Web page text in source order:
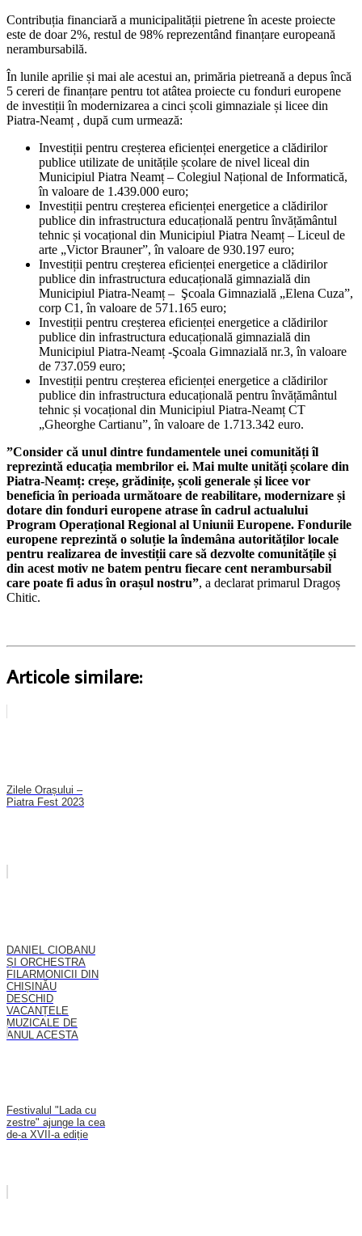
Contribuția financiară a municipalității pietrene în aceste proiecte
este de doar 2%, restul de 98% reprezentând finanțare europeană
nerambursabilă.
În lunile aprilie și mai ale acestui an, primăria pietreană a depus încă
5 cereri de finanțare pentru tot atâtea proiecte cu fonduri europene
de investiții în modernizarea a cinci școli gimnaziale și licee din
Piatra-Neamț , după cum urmează:
Investiții pentru creșterea eficienței energetice a clădirilor
publice utilizate de unitățile școlare de nivel liceal din
Municipiul Piatra Neamț – Colegiul Național de Informatică,
în valoare de 1.439.000 euro;
Investiții pentru creșterea eficienței energetice a clădirilor
publice din infrastructura educațională pentru învățământul
tehnic și vocațional din Municipiul Piatra Neamț – Liceul de
arte „Victor Brauner”, în valoare de 930.197 euro;
Investiții pentru creșterea eficienței energetice a clădirilor
publice din infrastructura educațională gimnazială din
Municipiul Piatra-Neamț – Şcoala Gimnazială „Elena Cuza”,
corp C1, în valoare de 571.165 euro;
Investiții pentru creșterea eficienței energetice a clădirilor
publice din infrastructura educațională gimnazială din
Municipiul Piatra-Neamț -Şcoala Gimnazială nr.3, în valoare
de 737.059 euro;
Investiții pentru creșterea eficienței energetice a clădirilor
publice din infrastructura educațională pentru învățământul
tehnic și vocațional din Municipiul Piatra-Neamț CT
„Gheorghe Cartianu”, în valoare de 1.713.342 euro.
”Consider că unul dintre fundamentele unei comunități îl
reprezintă educația membrilor ei. Mai multe unități școlare din
Piatra-Neamț: creșe, grădinițe, școli generale și licee vor
beneficia în perioada următoare de reabilitare, modernizare și
dotare din fonduri europene atrase în cadrul actualului
Program Operațional Regional al Uniunii Europene. Fondurile
europene reprezintă o soluție la îndemâna autorităților locale
pentru realizarea de investiții care să dezvolte comunitățile și
din acest motiv ne batem pentru fiecare cent nerambursabil
care poate fi adus în orașul nostru”, a declarat primarul Dragoș
Chitic.
Articole similare:
Zilele Orașului –
Piatra Fest 2023
DANIEL CIOBANU
ȘI ORCHESTRA
FILARMONICII DIN
CHIȘINĂU
DESCHID
VACANȚELE
MUZICALE DE
ANUL ACESTA
Festivalul "Lada cu
zestre" ajunge la cea
de-a XVII-a ediție